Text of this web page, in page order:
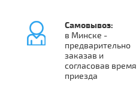
Самовывоз:
в Минске -
предварительно
заказав и
согласовав время
приезда